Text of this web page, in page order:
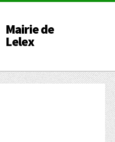
Mairie de
Lelex